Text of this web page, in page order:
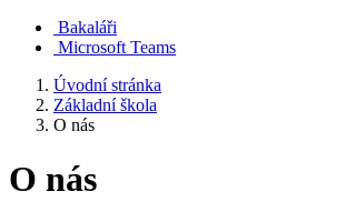
Bakaláři
Microsoft Teams
Úvodní stránka
Základní škola
O nás
O nás